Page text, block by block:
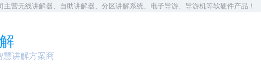
营无线讲解器、自助讲解器、分区讲解系统、电子导游、导游机等软硬件产品！
慧讲解方案商